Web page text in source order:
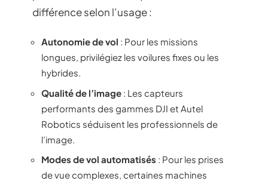
différence selon l’usage :
Autonomie de vol : Pour les missions
longues, privilégiez les voilures fixes ou les
hybrides.
Qualité de l’image : Les capteurs
performants des gammes DJI et Autel
Robotics séduisent les professionnels de
l’image.
Modes de vol automatisés : Pour les prises
de vue complexes, certaines machines